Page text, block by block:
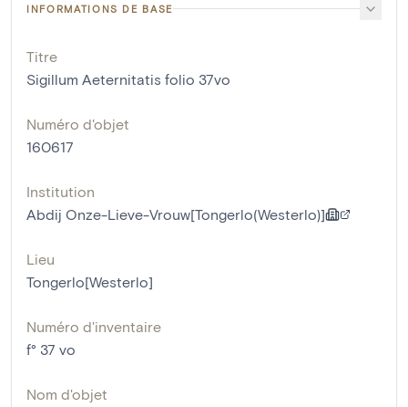
INFORMATIONS DE BASE
Titre
Sigillum Aeternitatis folio 37vo
Numéro d'objet
160617
Institution
Abdij Onze-Lieve-Vrouw[Tongerlo(Westerlo)]
Lieu
Tongerlo[Westerlo]
Numéro d'inventaire
f° 37 vo
Nom d'objet